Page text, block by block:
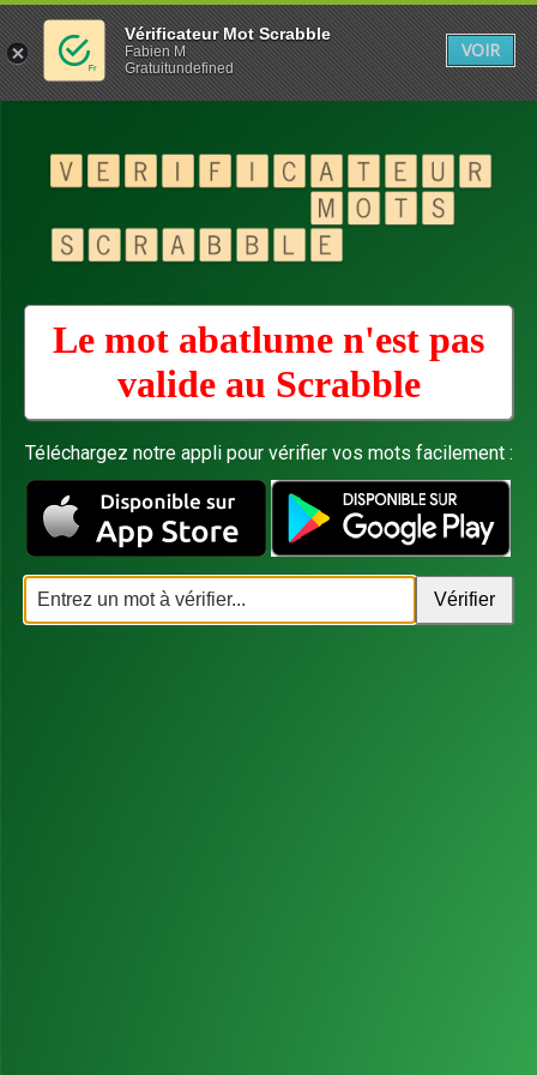
Le mot abatlume n'est pas
valide au Scrabble
Téléchargez notre appli pour vérifier vos mots facilement :
Vérificateur Mot Scrabble
Fabien M
Gratuitundefined
VOIR